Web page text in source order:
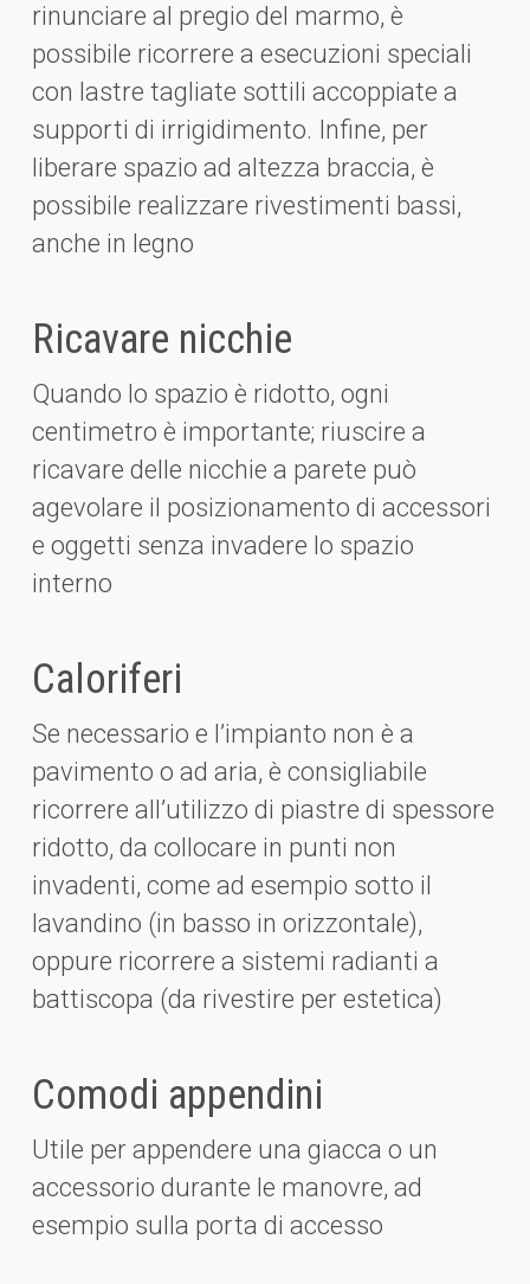
rinunciare al pregio del marmo, è
possibile ricorrere a esecuzioni speciali
con lastre tagliate sottili accoppiate a
supporti di irrigidimento. Infine, per
liberare spazio ad altezza braccia, è
possibile realizzare rivestimenti bassi,
anche in legno
Ricavare nicchie
Quando lo spazio è ridotto, ogni
centimetro è importante; riuscire a
ricavare delle nicchie a parete può
agevolare il posizionamento di accessori
e oggetti senza invadere lo spazio
interno
Caloriferi
Se necessario e l’impianto non è a
pavimento o ad aria, è consigliabile
ricorrere all’utilizzo di piastre di spessore
ridotto, da collocare in punti non
invadenti, come ad esempio sotto il
lavandino (in basso in orizzontale),
oppure ricorrere a sistemi radianti a
battiscopa (da rivestire per estetica)
Comodi appendini
Utile per appendere una giacca o un
accessorio durante le manovre, ad
esempio sulla porta di accesso